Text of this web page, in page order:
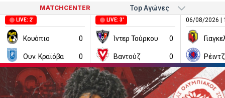
MATCHCENTER
LIVE: 2'
Κουόπιο 0
Ουν. Κραϊόβα 0
LIVE: 3'
Ίντερ Τούρκου 0
Βαντούζ 0
06/08/2026 |